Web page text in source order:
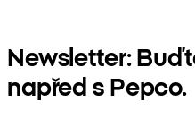
Newsletter:
napřed s Pepco.